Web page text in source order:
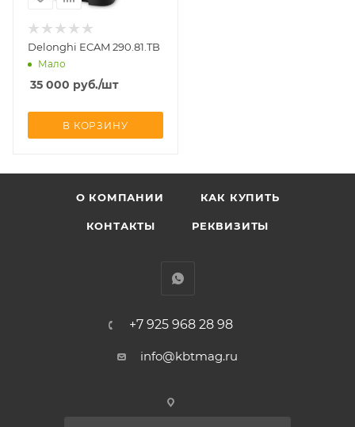
Delonghi ECAM 290.81.TB
Мало
35 000 руб./шт
В КОРЗИНУ
О КОМПАНИИ КАК КУПИТЬ
КОНТАКТЫ РЕКВИЗИТЫ
+7 925 968 28 98
info@kbtmag.ru